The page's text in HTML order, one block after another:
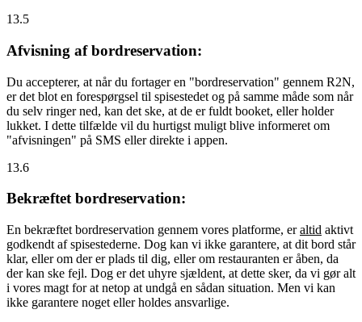
13.5
Afvisning af bordreservation:
Du accepterer, at når du fortager en "bordreservation" gennem R2N,
er det blot en forespørgsel til spisestedet og på samme måde som når
du selv ringer ned, kan det ske, at de er fuldt booket, eller holder
lukket. I dette tilfælde vil du hurtigst muligt blive informeret om
"afvisningen" på SMS eller direkte i appen.
13.6
Bekræftet bordreservation:
En bekræftet bordreservation gennem vores platforme, eraltid aktivt
godkendt af spisestederne. Dog kan vi ikke garantere, at dit bord står
klar, eller om der er plads til dig, eller om restauranten er åben, da
der kan ske fejl. Dog er det uhyre sjældent, at dette sker, da vi gør alt
i vores magt for at netop at undgå en sådan situation. Men vi kan
ikke garantere noget eller holdes ansvarlige.